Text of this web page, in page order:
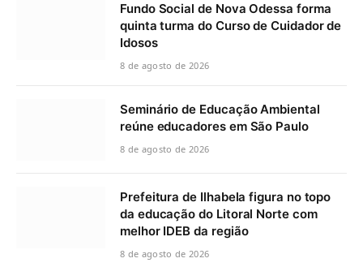
Fundo Social de Nova Odessa forma
quinta turma do Curso de Cuidador de
Idosos
8 de agosto de 2026
Seminário de Educação Ambiental
reúne educadores em São Paulo
8 de agosto de 2026
Prefeitura de Ilhabela figura no topo
da educação do Litoral Norte com
melhor IDEB da região
8 de agosto de 2026